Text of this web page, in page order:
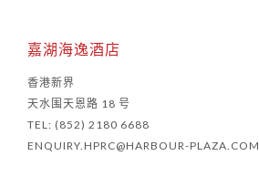
嘉湖海逸酒店
香港新界
天水围天恩路 18 号
TEL: (852) 2180 6688
ENQUIRY.HPRC@HARBOUR-PLAZA.COM